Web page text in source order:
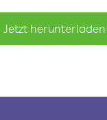
Jetzt herunterladen